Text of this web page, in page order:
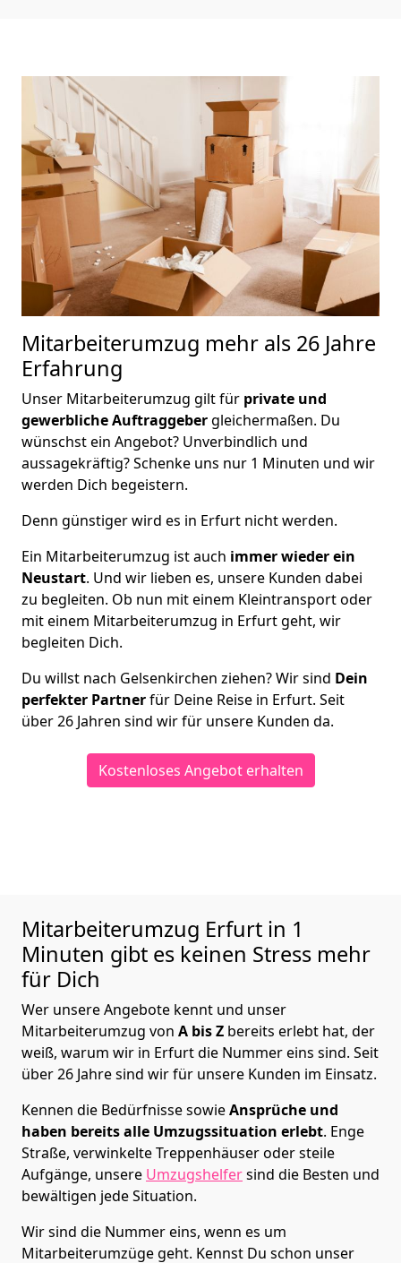
Mitarbeiterumzug mehr als 26 Jahre
Erfahrung
Unser Mitarbeiterumzug gilt für private und
gewerbliche Auftraggebergleichermaßen. Du
wünschst ein Angebot? Unverbindlich und
aussagekräftig? Schenke uns nur 1 Minuten und wir
werden Dich begeistern.
Denn günstiger wird es in Erfurt nicht werden.
Ein Mitarbeiterumzug ist auch immer wieder ein
Neustart. Und wir lieben es, unsere Kunden dabei
zu begleiten. Ob nun mit einem Kleintransport oder
mit einem Mitarbeiterumzug in Erfurt geht, wir
begleiten Dich.
Du willst nach Gelsenkirchen ziehen? Wir sind Dein
perfekter Partnerfür Deine Reise in Erfurt. Seit
über 26 Jahren sind wir für unsere Kunden da.
Kostenloses Angebot erhalten
Mitarbeiterumzug Erfurt in 1
Minuten gibt es keinen Stress mehr
für Dich
Wer unsere Angebote kennt und unser
Mitarbeiterumzug von A bis Z bereits erlebt hat, der
weiß, warum wir in Erfurt die Nummer eins sind. Seit
über 26 Jahre sind wir für unsere Kunden im Einsatz.
Kennen die Bedürfnisse sowieAnsprüche und
haben bereits alle Umzugssituation erlebt. Enge
Straße, verwinkelte Treppenhäuser oder steile
Aufgänge, unsere Umzugshelfersind die Besten und
bewältigen jede Situation.
Wir sind die Nummer eins, wenn es um
Mitarbeiterumzüge geht. Kennst Du schon unser